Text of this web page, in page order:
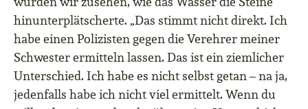
hinunterplätscherte. „Das stimmt nicht direkt. Ich
habe einen Polizisten gegen die Verehrer meiner
Schwester ermitteln lassen. Das ist ein ziemlicher
Unterschied. Ich habe es nicht selbst getan – na ja,
jedenfalls habe ich nicht viel ermittelt. Wenn du